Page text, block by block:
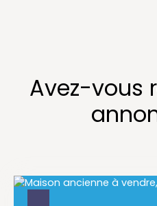
Avez-vous